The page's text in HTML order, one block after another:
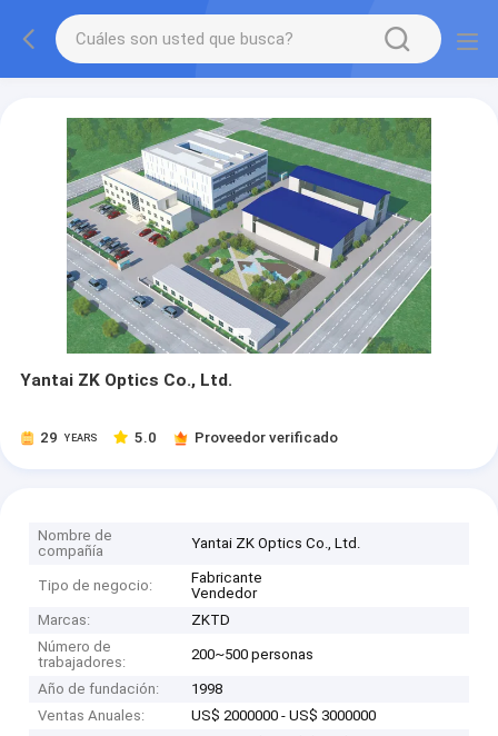
Yantai ZK Optics Co., Ltd.
29 YEARS 5.0 Proveedor verificado
Nombre de
compañía
Yantai ZK Optics Co., Ltd.
Tipo de negocio:
Fabricante
Vendedor
Marcas:
ZKTD
Número de
trabajadores:
200~500 personas
Año de fundación:
1998
Ventas Anuales:
US$ 2000000 - US$ 3000000